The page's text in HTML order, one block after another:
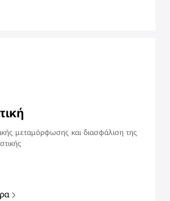
μεταμόρφωσης και διασφάλιση της